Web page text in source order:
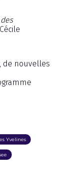
de nouvelles
Yvelines